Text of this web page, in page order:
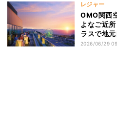
レジャー
OMO関西
よなご近
ラスで地
ールを満喫
2026/06/29